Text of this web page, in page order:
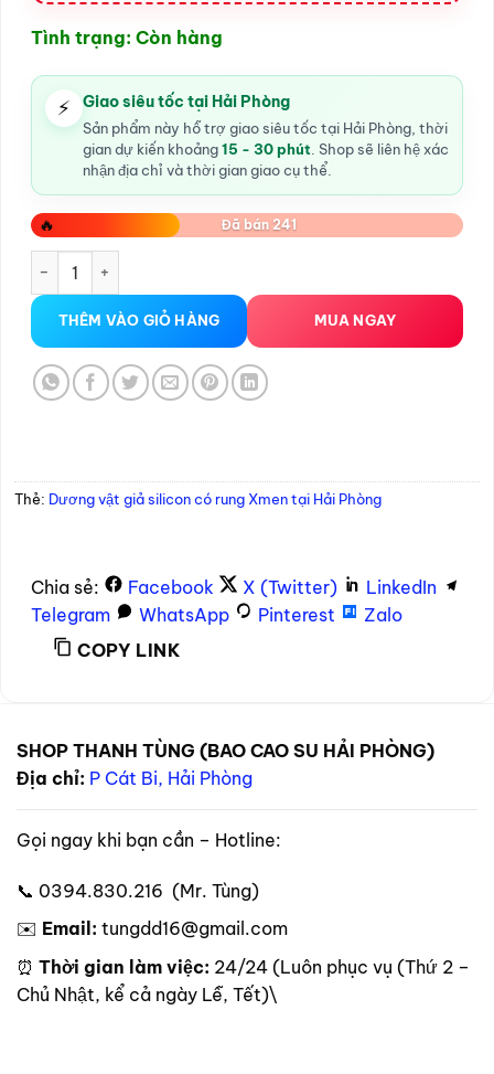
Tình trạng: Còn hàng
⚡ Giao siêu tốc tại Hải Phòng
Sản phẩm này hỗ trợ giao siêu tốc tại Hải Phòng, thời
gian dự kiến khoảng15 - 30 phút . Shop sẽ liên hệ xác
nhận địa chỉ và thời gian giao cụ thể.
🔥 Đã bán 241
THÊM VÀO GIỎ HÀNG MUA NGAY
Thẻ: Dương vật giả silicon có rung Xmen tại Hải Phòng
Chia sẻ: Facebook X (Twitter)
LinkedIn
Telegram
WhatsApp Pinterest
Zalo
COPY LINK
SHOP THANH TÙNG (BAO CAO SU HẢI PHÒNG)
Địa chỉ: P Cát Bi, Hải Phòng
Gọi ngay khi bạn cần – Hotline:
📞 0394.830.216 (Mr. Tùng)
✉️ Email: tungdd16@gmail.com
⏰ Thời gian làm việc: 24/24 (Luôn phục vụ (Thứ 2 –
Chủ Nhật, kể cả ngày Lễ, Tết)\